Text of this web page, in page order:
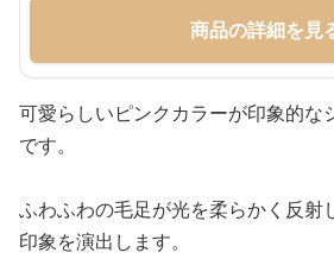
商品の詳細を見
可愛らしいピンクカラーが印象的な
です。
ふわふわの毛足が光を柔らかく反射
印象を演出します。